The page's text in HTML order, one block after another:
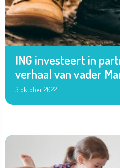
ING investeert in
verhaal van vader
3 oktober 2022